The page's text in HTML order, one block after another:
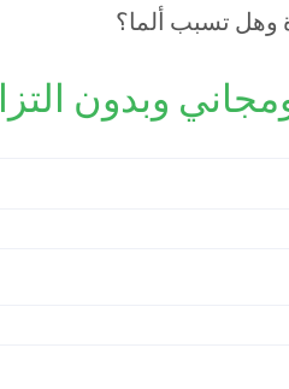
وهل تسبب ألما؟
وبدون